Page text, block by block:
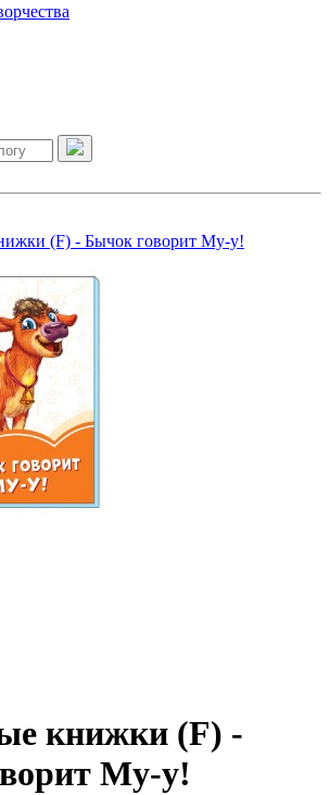
(F) - Бычок говорит Му-у!
книжки (F) -
Му-у!